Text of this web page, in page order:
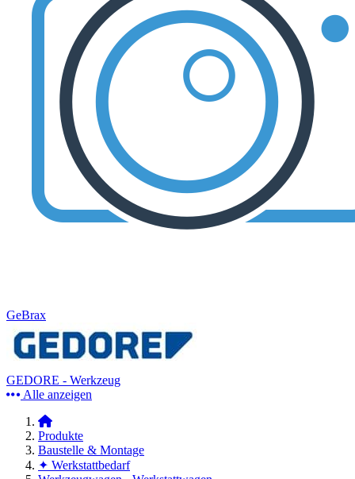
GeBrax
GEDORE - Werkzeug
Alle anzeigen
Produkte
Baustelle & Montage
✦ Werkstattbedarf